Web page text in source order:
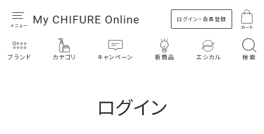
ログイン・会員登録
カート
ブランド カテゴリ キャンペーン 新商品 エシカル 検索
ログイン